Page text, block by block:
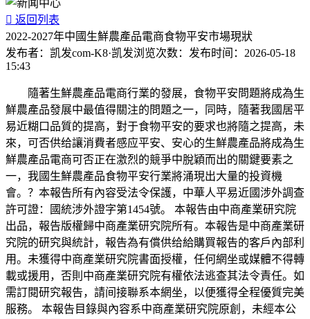
 返回列表
2022-2027年中國生鮮農產品電商食物平安市場現狀
发布者： 凯发com-K8·凯发浏览次数： 发布时间： 2026-05-18
15:43
隨著生鮮農產品電商行業的發展，食物平安問題將成為生
鮮農產品發展中最值得關注的問題之一，同時，隨著我國居平
易近糊口品質的提高，對于食物平安的要求也將隨之提高，未
來，可否供给讓消費者感应平安、安心的生鮮農產品將成為生
鮮農產品電商可否正在激烈的競爭中脫穎而出的關鍵要素之
一，我國生鮮農產品食物平安行業將涌現出大量的投資機
會。？本報告所有內容受法令保護，中華人平易近國涉外調查
許可證：國統涉外證字第1454號。 本報告由中商產業研究院
出品，報告版權歸中商產業研究院所有。本報告是中商產業研
究院的研究與統計，報告為有償供给給購買報告的客戶內部利
用。未獲得中商產業研究院書面授權，任何網坐或媒體不得轉
載或援用，否則中商產業研究院有權依法逃查其法令責任。如
需訂閱研究報告，請间接聯系本網坐，以便獲得全程優質完美
服務。 本報告目錄與內容系中商產業研究院原創，未經本公